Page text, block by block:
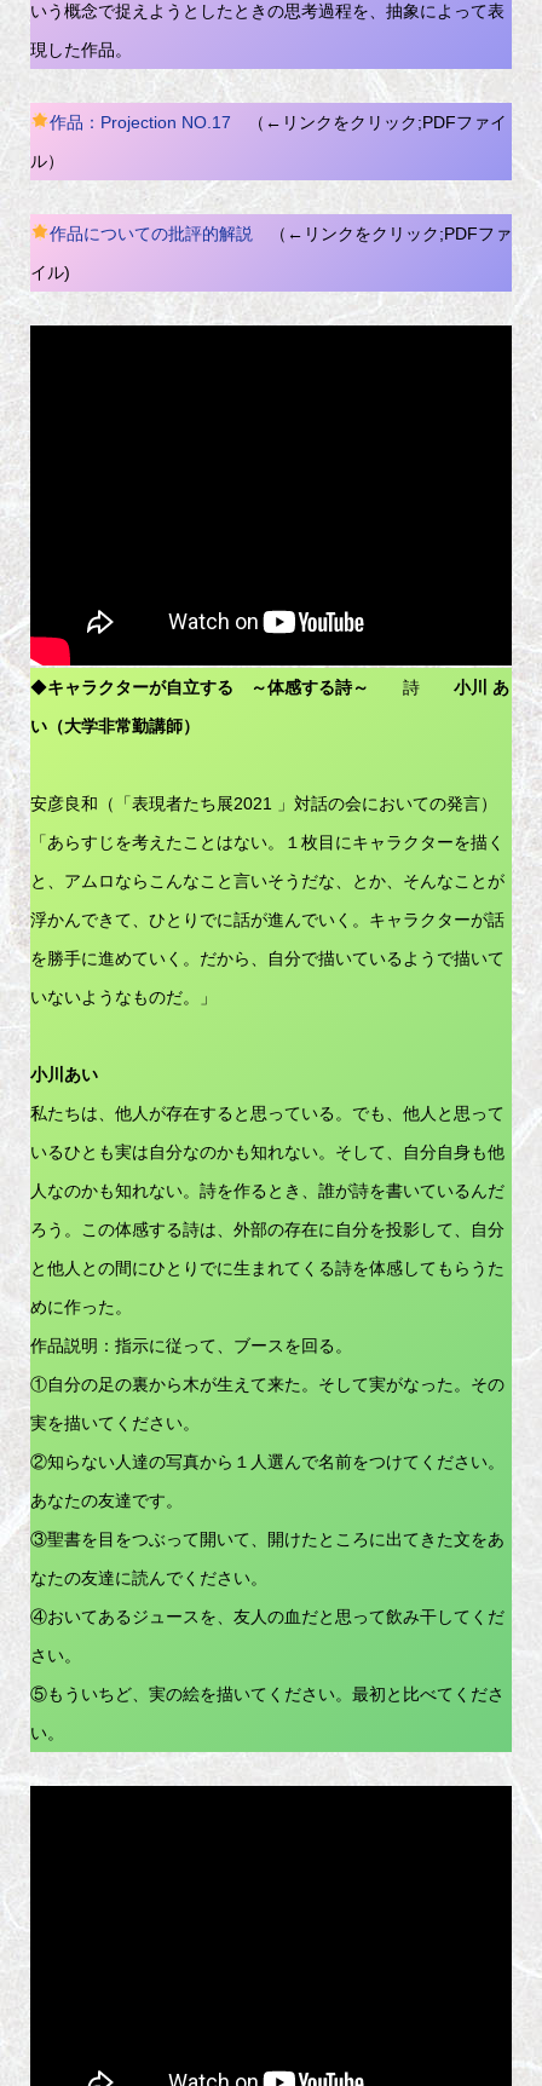
いう概念で捉えようとしたときの思考過程を、抽象によって表
現した作品。
作品：Projection NO.17 （←リンクをクリック;PDFファイ
ル）
作品についての批評的解説
（←リンクをクリック;PDFファ
イル)
◆キャラクターが自立する ～体感する詩～ 詩 小川 あ
い（大学非常勤講師）
安彦良和（「表現者たち展2021 」対話の会においての発言）
「あらすじを考えたことはない。１枚目にキャラクターを描く
と、アムロならこんなこと言いそうだな、とか、そんなことが
浮かんできて、ひとりでに話が進んでいく。キャラクターが話
を勝手に進めていく。だから、自分で描いているようで描いて
いないようなものだ。」
小川あい
私たちは、他人が存在すると思っている。でも、他人と思って
いるひとも実は自分なのかも知れない。そして、自分自身も他
人なのかも知れない。詩を作るとき、誰が詩を書いているんだ
ろう。この体感する詩は、外部の存在に自分を投影して、自分
と他人との間にひとりでに生まれてくる詩を体感してもらうた
めに作った。
作品説明：指示に従って、ブースを回る。
①自分の足の裏から木が生えて来た。そして実がなった。その
実を描いてください。
②知らない人達の写真から１人選んで名前をつけてください。
あなたの友達です。
③聖書を目をつぶって開いて、開けたところに出てきた文をあ
なたの友達に読んでください。
④おいてあるジュースを、友人の血だと思って飲み干してくだ
さい。
⑤もういちど、実の絵を描いてください。最初と比べてくださ
い。